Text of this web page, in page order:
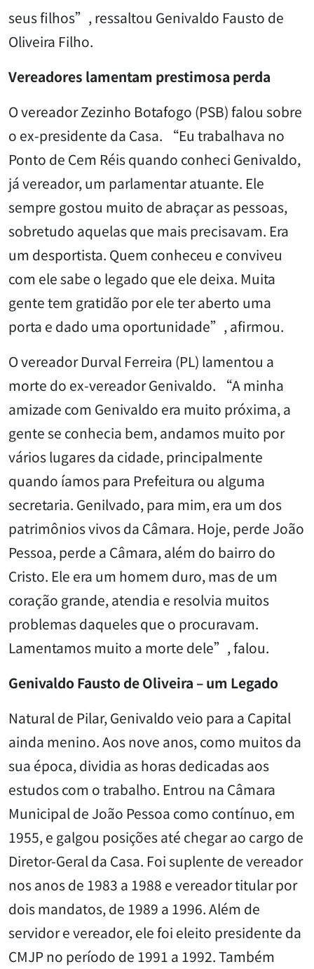
seus filhos”, ressaltou Genivaldo Fausto de
Oliveira Filho.
Vereadores lamentam prestimosa perda
O vereador Zezinho Botafogo (PSB) falou sobre
o ex-presidente da Casa. “Eu trabalhava no
Ponto de Cem Réis quando conheci Genivaldo,
já vereador, um parlamentar atuante. Ele
sempre gostou muito de abraçar as pessoas,
sobretudo aquelas que mais precisavam. Era
um desportista. Quem conheceu e conviveu
com ele sabe o legado que ele deixa. Muita
gente tem gratidão por ele ter aberto uma
porta e dado uma oportunidade”, afirmou.
O vereador Durval Ferreira (PL) lamentou a
morte do ex-vereador Genivaldo. “A minha
amizade com Genivaldo era muito próxima, a
gente se conhecia bem, andamos muito por
vários lugares da cidade, principalmente
quando íamos para Prefeitura ou alguma
secretaria. Genilvado, para mim, era um dos
patrimônios vivos da Câmara. Hoje, perde João
Pessoa, perde a Câmara, além do bairro do
Cristo. Ele era um homem duro, mas de um
coração grande, atendia e resolvia muitos
problemas daqueles que o procuravam.
Lamentamos muito a morte dele”, falou.
Genivaldo Fausto de Oliveira – um Legado
Natural de Pilar, Genivaldo veio para a Capital
ainda menino. Aos nove anos, como muitos da
sua época, dividia as horas dedicadas aos
estudos com o trabalho. Entrou na Câmara
Municipal de João Pessoa como contínuo, em
1955, e galgou posições até chegar ao cargo de
Diretor-Geral da Casa. Foi suplente de vereador
nos anos de 1983 a 1988 e vereador titular por
dois mandatos, de 1989 a 1996. Além de
servidor e vereador, ele foi eleito presidente da
CMJP no período de 1991 a 1992. Também